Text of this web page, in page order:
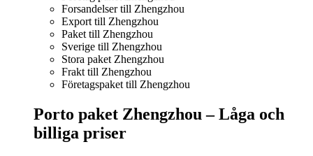
Forsandelser till Zhengzhou
Export till Zhengzhou
Paket till Zhengzhou
Sverige till Zhengzhou
Stora paket Zhengzhou
Frakt till Zhengzhou
Företagspaket till Zhengzhou
Porto paket Zhengzhou – Låga och
billiga priser